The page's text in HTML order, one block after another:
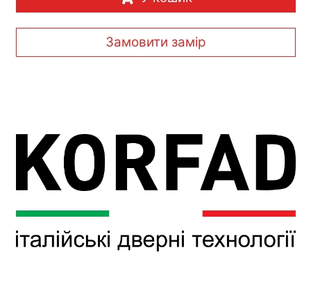
Замовити замір